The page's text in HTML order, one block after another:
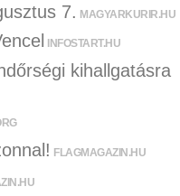
7. MAGYARKURIR.HU
INFOSTART.HU
kihallgatásra
FLAGMAGAZIN.HU